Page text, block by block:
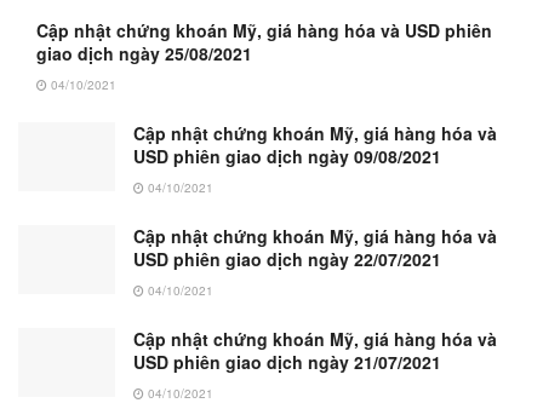
Cập nhật chứng khoán Mỹ, giá hàng hóa và USD phiên
giao dịch ngày 25/08/2021
04/10/2021
Cập nhật chứng khoán Mỹ, giá hàng hóa và
USD phiên giao dịch ngày 09/08/2021
04/10/2021
Cập nhật chứng khoán Mỹ, giá hàng hóa và
USD phiên giao dịch ngày 22/07/2021
04/10/2021
Cập nhật chứng khoán Mỹ, giá hàng hóa và
USD phiên giao dịch ngày 21/07/2021
04/10/2021